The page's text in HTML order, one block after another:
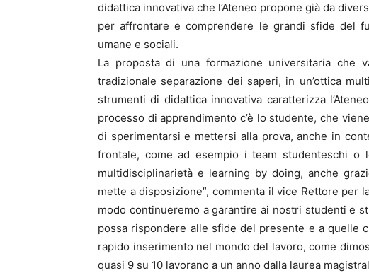
didattica innovativa che l’Ateneo propone già da
per affrontare e comprendere le grandi sfide del
umane e sociali.
La proposta di una formazione universitaria
tradizionale separazione dei saperi, in un’ottica
strumenti di didattica innovativa caratterizza
processo di apprendimento c’è lo studente, che
di sperimentarsi e mettersi alla prova, anche in
frontale, come ad esempio i team studenteschi o
multidisciplinarietà e learning by doing, anche
mette a disposizione”, commenta il vice Rettore per
modo continueremo a garantire ai nostri studenti e
possa rispondere alle sfide del presente e a quelle
rapido inserimento nel mondo del lavoro, come
quasi 9 su 10 lavorano a un anno dalla laurea